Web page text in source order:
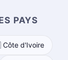
PAYS
d'Ivoire